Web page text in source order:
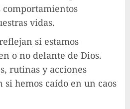
vidas.
si estamos
o no delante de Dios.
rutinas y acciones
hemos caído en un caos